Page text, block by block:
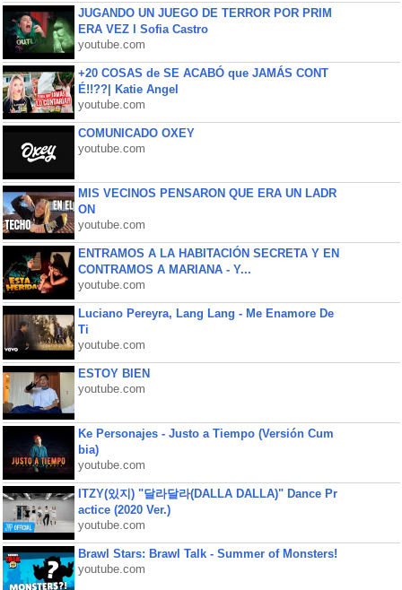
JUGANDO UN JUEGO DE TERROR POR PRIM
ERA VEZ l Sofia Castro
youtube.com
+20 COSAS de SE ACABÓ que JAMÁS CONT
É!!??| Katie Angel
youtube.com
COMUNICADO OXEY
youtube.com
MIS VECINOS PENSARON QUE ERA UN LADR
ON
youtube.com
ENTRAMOS A LA HABITACIÓN SECRETA Y EN
CONTRAMOS A MARIANA - Y...
youtube.com
Luciano Pereyra, Lang Lang - Me Enamore De
Ti
youtube.com
ESTOY BIEN
youtube.com
Ke Personajes - Justo a Tiempo (Versión Cum
bia)
youtube.com
ITZY(있지) "달라달라(DALLA DALLA)" Dance Pr
actice (2020 Ver.)
youtube.com
Brawl Stars: Brawl Talk - Summer of Monsters!
youtube.com